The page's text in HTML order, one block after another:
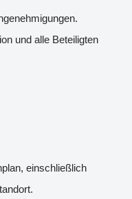
und alle Beteiligten
einschließlich